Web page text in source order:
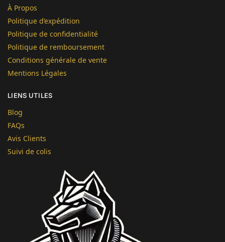
À Propos
Politique d’expédition
Politique de confidentialité
Politique de remboursement
Conditions générale de vente
Mentions Légales
LIENS UTILES
Blog
FAQs
Avis Clients
Suivi de colis